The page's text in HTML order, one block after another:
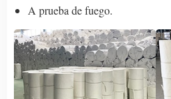
A prueba de fuego.